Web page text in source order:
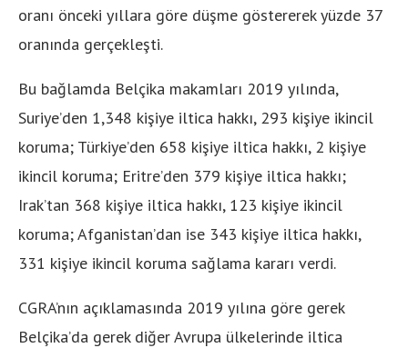
oranı önceki yıllara göre düşme göstererek yüzde 37
oranında gerçekleşti.
Bu bağlamda Belçika makamları 2019 yılında,
Suriye’den 1,348 kişiye iltica hakkı, 293 kişiye ikincil
koruma; Türkiye’den 658 kişiye iltica hakkı, 2 kişiye
ikincil koruma; Eritre’den 379 kişiye iltica hakkı;
Irak’tan 368 kişiye iltica hakkı, 123 kişiye ikincil
koruma; Afganistan’dan ise 343 kişiye iltica hakkı,
331 kişiye ikincil koruma sağlama kararı verdi.
CGRA’nın açıklamasında 2019 yılına göre gerek
Belçika’da gerek diğer Avrupa ülkelerinde iltica